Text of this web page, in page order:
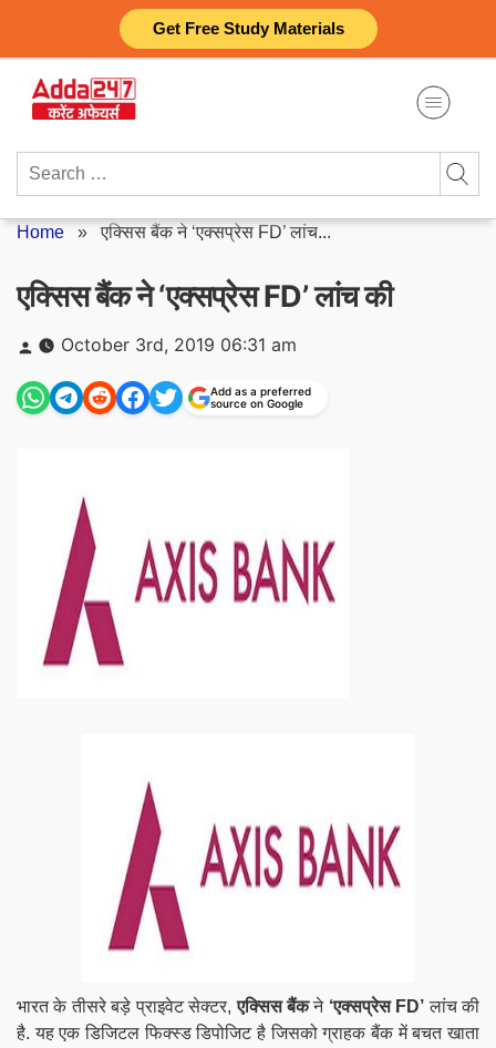
Get Free Study Materials
content
Search
Home »एक्सिस बैंक ने ‘एक्सप्रेस FD’ लांच...
एक्सिस बैंक ने ‘एक्सप्रेस FD’ लांच की
Posted
by
October 3rd, 2019 06:31 am
Add as a preferred
source on Google
भारत के तीसरे बड़े प्राइवेट सेक्टर,एक्सिस बैंकने ‘एक्सप्रेस FD’ लांच की
है. यह एक डिजिटल फिक्स्ड डिपोजिट है जिसको ग्राहक बैंक में बचत खाता